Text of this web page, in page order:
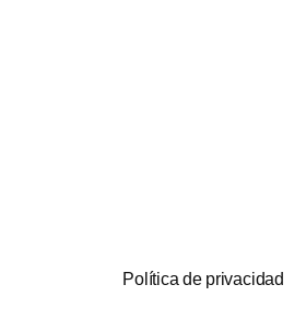
Política de privacidad